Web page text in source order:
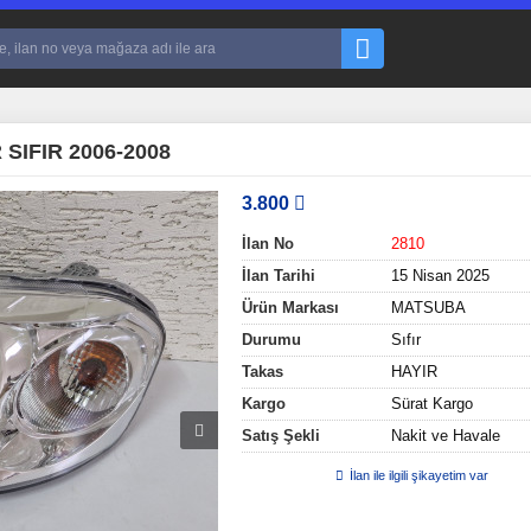
2006-2008
3.800
İlan No
2810
İlan Tarihi
15 Nisan 2025
Ürün Markası
MATSUBA
Durumu
Sıfır
Takas
HAYIR
Kargo
Sürat Kargo
Satış Şekli
Nakit ve Havale
İlan ile ilgili şikayetim var